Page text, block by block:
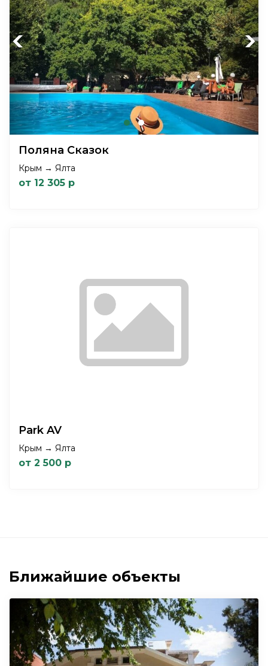
Previous Next
Поляна Сказок
Крым → Ялта
от 12 305 р
Park AV
Крым → Ялта
от 2 500 р
Ближайшие объекты